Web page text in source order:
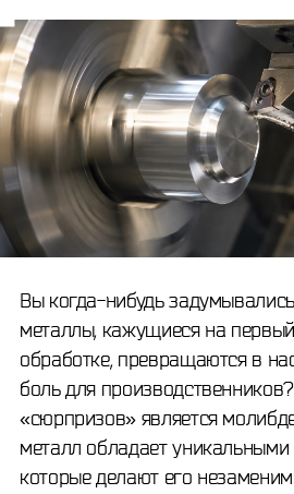
Вы когда-нибудь
металлы, кажущиеся на
обработке, превращаются в
боль для
«сюрпризов» является
металл обладает уникальными
которые делают его